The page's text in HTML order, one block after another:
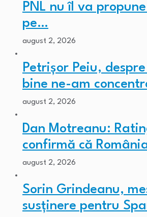
PNL nu îl va
pe…
august 2, 2026
Petrișor Peiu,
bine ne-am
august 2, 2026
Dan Motreanu:
confirmă că
august 2, 2026
Sorin Grindeanu,
susținere pentru